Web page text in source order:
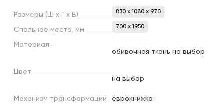
Размеры (Ш х х В) 830 x 1080 x 970
Спальное место, мм 700 х 1950
Материал
обивочная ткань на выбор
Цвет
на выбор
Механизм трансформации
еврокнижка